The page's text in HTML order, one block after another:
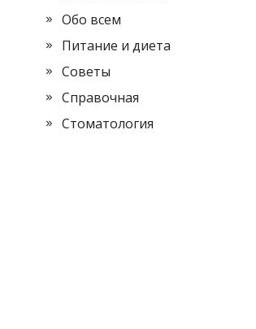
Обо всем
Питание и диета
Советы
Справочная
Стоматология